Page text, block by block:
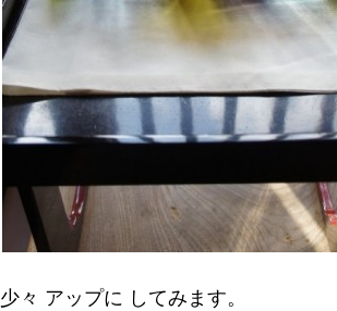
少々 アップに してみます。